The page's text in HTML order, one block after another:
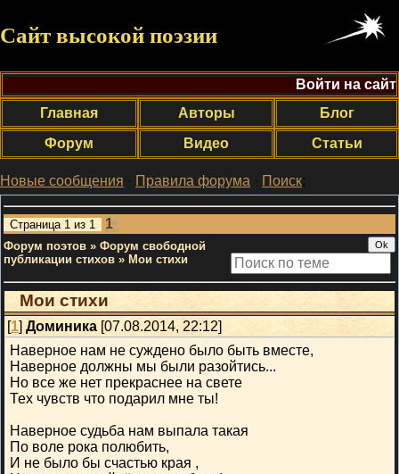
Сайт высокой поэзии
Войти на сайт
Главная
Авторы
Блог
Форум
Видео Статьи
Новые сообщения · Правила форума · Поиск;
Страница 1 из 1 1
Форум поэтов » Форум свободной
публикации стихов » Мои стихи
Мои стихи
[1] Доминика [07.08.2014, 22:12]
Наверное нам не суждено было быть вместе,
Наверное должны мы были разойтись...
Но все же нет прекраснее на свете
Тех чувств что подарил мне ты!
Наверное судьба нам выпала такая
По воле рока полюбить,
И не было бы счастью края ,